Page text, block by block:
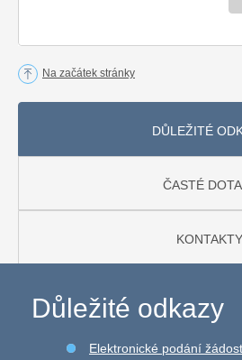
Na začátek stránky
DŮLEŽITÉ
ČASTÉ
KONTAKTY
Důležité odkazy
Elektronické podání